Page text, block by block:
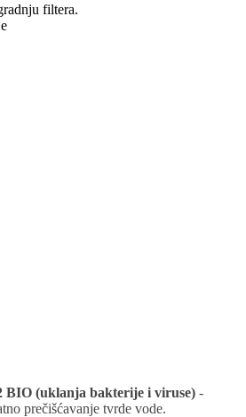
filtera.
BIO (uklanja bakterije i viruse) -
prečišćavanje tvrde vode.